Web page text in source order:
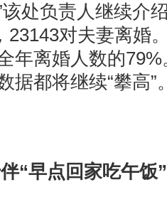
处负责人继续介
23143对夫妻离婚
年离婚人数的
据都将继续“攀高”
“早点回家吃午饭”